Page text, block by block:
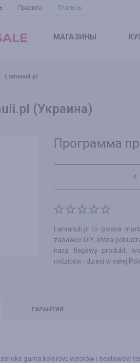
Правила Плагины
МАГАЗИНЫ
Lamanuli.pl
(Украина)
Программа
Lamanuli.pl to polska
zabawce DIY, która
nasz flagowy produkt,
rodziców i dzieci w całej
ГАРАНТИЯ
gama kolorów, wzorów i zestawów